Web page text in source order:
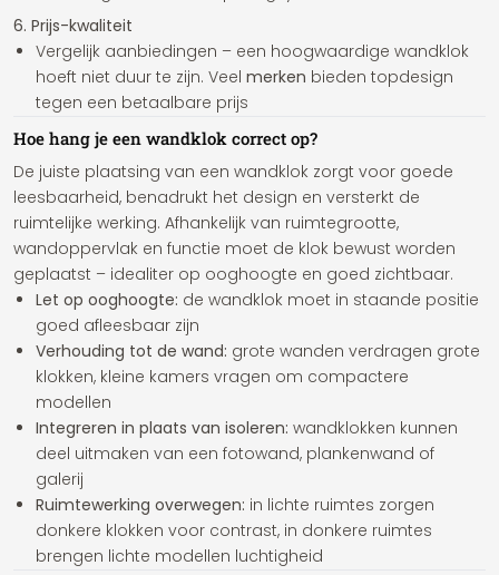
6. Prijs-kwaliteit
Vergelijk aanbiedingen – een hoogwaardige wandklok
hoeft niet duur te zijn. Veel merken bieden topdesign
tegen een betaalbare prijs
Hoe hang je een wandklok correct op?
De juiste plaatsing van een wandklok zorgt voor goede
leesbaarheid, benadrukt het design en versterkt de
ruimtelijke werking. Afhankelijk van ruimtegrootte,
wandoppervlak en functie moet de klok bewust worden
geplaatst – idealiter op ooghoogte en goed zichtbaar.
Let op ooghoogte: de wandklok moet in staande positie
goed afleesbaar zijn
Verhouding tot de wand: grote wanden verdragen grote
klokken, kleine kamers vragen om compactere
modellen
Integreren in plaats van isoleren: wandklokken kunnen
deel uitmaken van een fotowand, plankenwand of
galerij
Ruimtewerking overwegen: in lichte ruimtes zorgen
donkere klokken voor contrast, in donkere ruimtes
brengen lichte modellen luchtigheid